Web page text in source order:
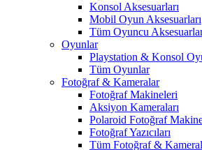
Konsol Aksesuarları
Mobil Oyun Aksesuarları
Tüm Oyuncu
Oyunlar
Playstation & Konsol
Tüm Oyunlar
Fotoğraf & Kameralar
Fotoğraf Makineleri
Aksiyon Kameraları
Polaroid Fotoğraf
Fotoğraf Yazıcıları
Tüm Fotoğraf &